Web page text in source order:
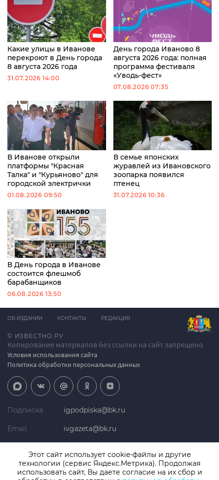
Какие улицы в Иванове
перекроют в День города
8 августа 2026 года
31.07.2026 14:00
День города Иваново 8
августа 2026 года: полная
программа фестиваля
«Уводь-фест»
07.08.2026 07:35
В Иванове открыли
платформы "Красная
Талка" и "Курьяново" для
городской электрички
01.08.2026 09:50
В семье японских
журавлей из Ивановского
зоопарка появился
птенец
31.07.2026 10:36
В День города в Иванове
состоится флешмоб
барабанщиков
06.08.2026 13:50
© ИЗВЕСТНО.РУ
Копирование материалов без ссылки на сайт запрещено
Условия использования сайта
Политика обработки персональных данных
ОБ ИЗДАНИИ КОНТАКТЫ РЕДАКЦИЯ
Подписка igpodpiska@bk.ru
Email ivgazeta@bk.ru
Телефон +7 (4932) 41-94-81
Этот сайт использует cookie-файлы и другие
технологии (сервис Яндекс.Метрика). Продолжая
использовать сайт, Вы даете согласие на их сбор и